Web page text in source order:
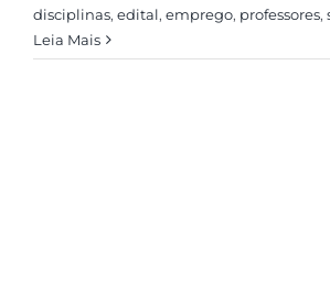
disciplinas, edital, emprego, professores,
Leia Mais